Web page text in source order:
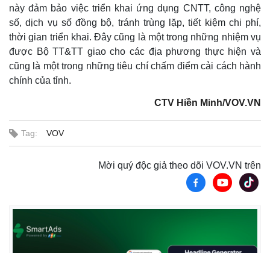
Thể thao
Bóng đá
eSports
Hậu trường
Ô tô - Xe máy
Tư vấn
này đảm bảo việc triển khai ứng dụng CNTT, công nghệ
số, dịch vụ số đồng bộ, tránh trùng lặp, tiết kiệm chi phí,
thời gian triển khai. Đây cũng là một trong những nhiệm vụ
được Bộ TT&TT giao cho các địa phương thực hiện và
cũng là một trong những tiêu chí chấm điểm cải cách hành
chính của tỉnh.
CTV Hiền Minh/VOV.VN
Tag: VOV
Mời quý độc giả theo dõi VOV.VN trên